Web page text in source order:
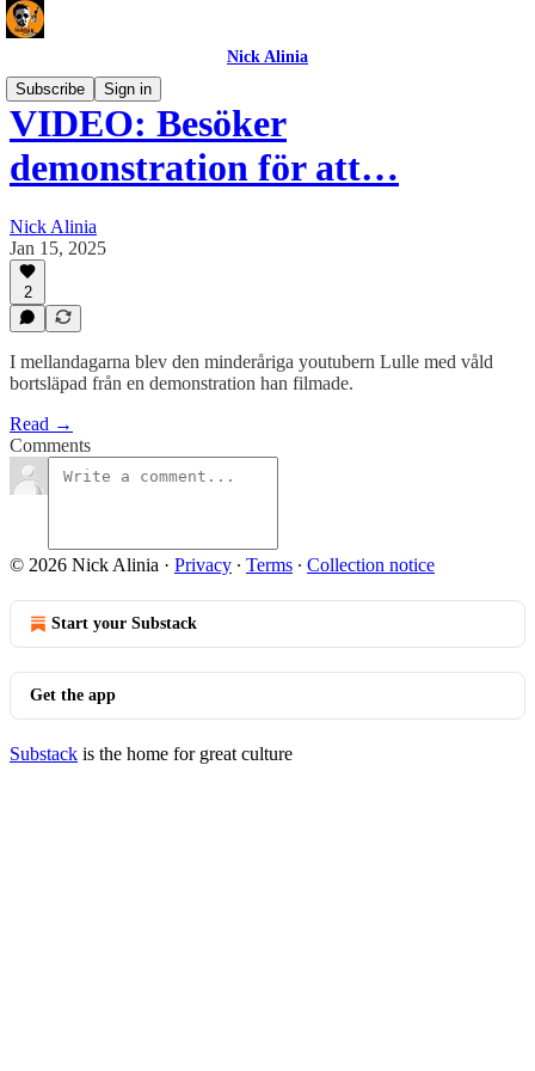
Nick Alinia
Subscribe
Sign in
VIDEO: Besöker
demonstration för att…
Nick Alinia
Jan 15, 2025
2
I mellandagarna blev den minderåriga youtubern Lulle med våld
bortsläpad från en demonstration han filmade.
Read →
Comments
© 2026 Nick Alinia · Privacy ∙ Terms ∙ Collection notice
Start your Substack
Get the app
Substack is the home for great culture